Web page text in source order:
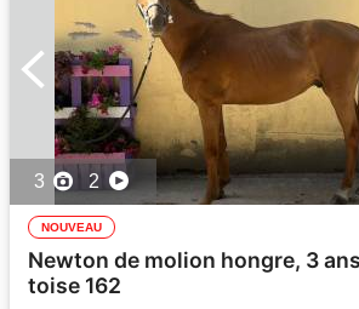
3 2
NOUVEAU
Newton de molion hongre, 3
toise 162